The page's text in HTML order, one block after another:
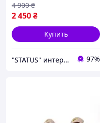
2 450₴
4 900 ₴
Купить
"STATUS" интернет магазин мужской и женской обуви 97%